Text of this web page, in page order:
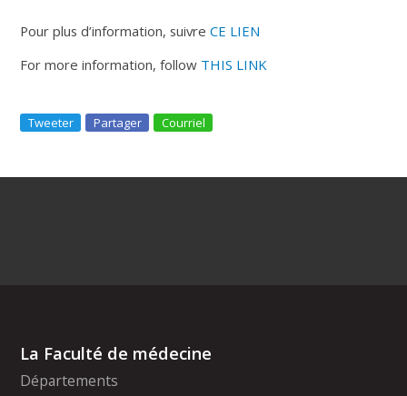
Pour plus d’information, suivreCE LIEN
For more information, follow THIS LINK
Tweeter Partager Courriel
La Faculté de médecine
Départements